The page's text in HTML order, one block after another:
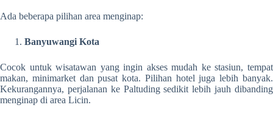
Ada beberapa pilihan area menginap:
Banyuwangi Kota
Cocok untuk wisatawan yang ingin akses mudah ke stasiun, tempat
makan, minimarket dan pusat kota. Pilihan hotel juga lebih banyak.
Kekurangannya, perjalanan ke Paltuding sedikit lebih jauh dibanding
menginap di area Licin.